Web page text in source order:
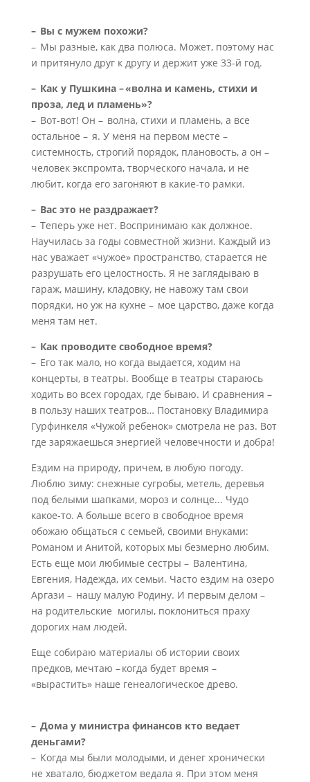
– Вы с мужем похожи?
– Мы разные, как два полюса. Может, поэтому нас
и притянуло друг к другу и держит уже 33-й год.
– Как у Пушкина – «волна и камень, стихи и
проза, лед и пламень»?
– Вот-вот! Он – волна, стихи и пламень, а все
остальное – я. У меня на первом месте –
системность, строгий порядок, плановость, а он –
человек экспромта, творческого начала, и не
любит, когда его загоняют в какие-то рамки.
– Вас это не раздражает?
– Теперь уже нет. Воспринимаю как должное.
Научилась за годы совместной жизни. Каждый из
нас уважает «чужое» пространство, старается не
разрушать его целостность. Я не заглядываю в
гараж, машину, кладовку, не навожу там свои
порядки, но уж на кухне – мое царство, даже когда
меня там нет.
– Как проводите свободное время?
– Его так мало, но когда выдается, ходим на
концерты, в театры. Вообще в театры стараюсь
ходить во всех городах, где бываю. И сравнения –
в пользу наших театров… Постановку Владимира
Гурфинкеля «Чужой ребенок» смотрела не раз. Вот
где заряжаешься энергией человечности и добра!
Ездим на природу, причем, в любую погоду.
Люблю зиму: снежные сугробы, метель, деревья
под белыми шапками, мороз и солнце... Чудо
какое-то. А больше всего в свободное время
обожаю общаться с семьей, своими внуками:
Романом и Анитой, которых мы безмерно любим.
Есть еще мои любимые сестры – Валентина,
Евгения, Надежда, их семьи. Часто ездим на озеро
Аргази – нашу малую Родину. И первым делом –
на родительские могилы, поклониться праху
дорогих нам людей.
Еще собираю материалы об истории своих
предков, мечтаю – когда будет время –
«вырастить» наше генеалогическое древо.
– Дома у министра финансов кто ведает
деньгами?
– Когда мы были молодыми, и денег хронически
не хватало, бюджетом ведала я. При этом меня